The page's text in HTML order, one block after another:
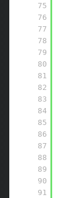
75
76
77
78
79
80
81
82
83
84
85
86
87
88
89
90
91